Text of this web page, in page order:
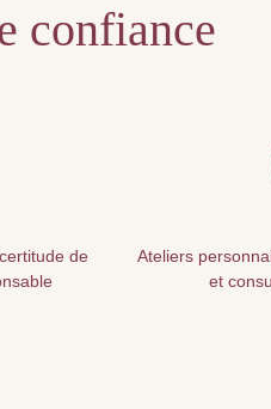
confiance
de
Ateliers
et